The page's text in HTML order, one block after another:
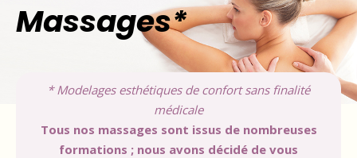
Massages*
* Modelages esthétiques de confort sans finalité
médicale
Tous nos massages sont issus de nombreuses
formations ; nous avons décidé de vous